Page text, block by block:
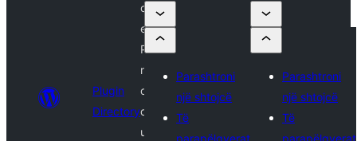
Plugin
Directory
c
e
P
r
o
d
u
Parashtroni
një shtojcë
Të
parapëlqyerat
Parashtroni
një shtojcë
Të
parapëlqyerat